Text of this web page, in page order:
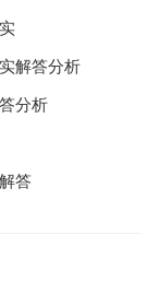
解答分析
分析
答